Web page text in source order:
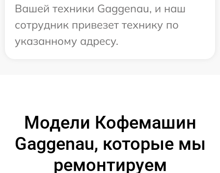
Вашей техники Gaggenau, и наш
сотрудник привезет технику по
указанному адресу.
Модели Кофемашин
Gaggenau, которые мы
ремонтируем